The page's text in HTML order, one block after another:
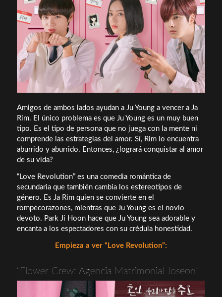
Amigos de ambos lados ayudan a Ju Young a vencer a Ja
Rim. El único problema es que Ju Young es un muy buen
tipo. Es el tipo de persona que no juega con la mente ni
comprende las estrategias del amor. Sí, Rim lo encuentra
aburrido y aburrido. Entonces, ¿logrará conquistar al amor
de su vida?
“Love Revolution” es una comedia romántica de
secundaria que también cambia los estereotipos de
género. Es Ja Rim quien se convierte en el
rompecorazones, mientras que Ju Young es el novio
devoto. Park Ji Hoon hace que Ju Young sea adorable y
encanta a los espectadores con su crédula honestidad.
Empieza a ver “Love Revolution”:
“Flower Crew: Agencia Matrimonial Joseon”